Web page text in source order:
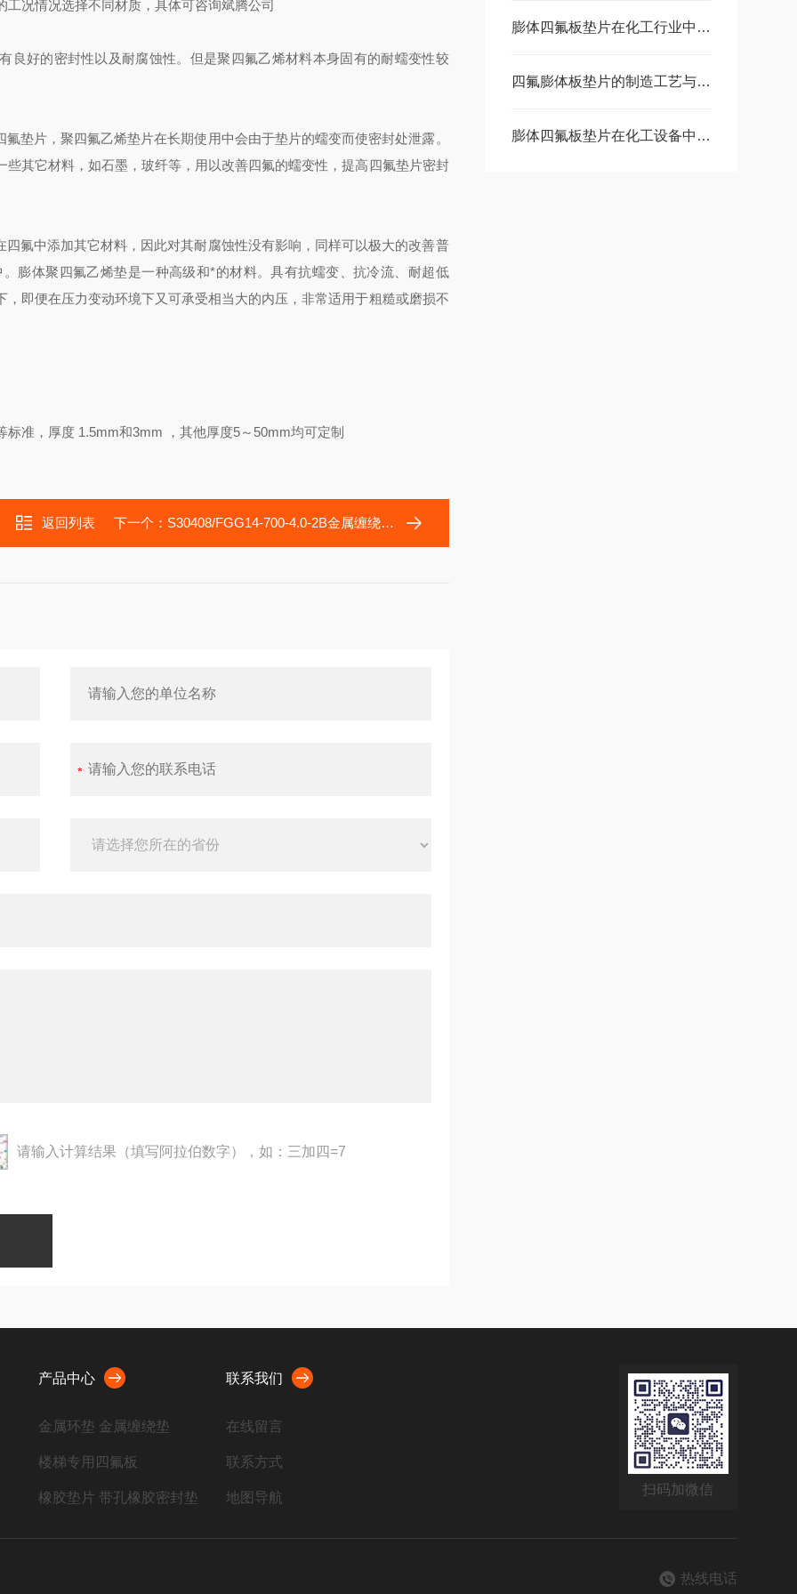
膨体四氟板垫片在化工行业中的重要性
四氟膨体板垫片的制造工艺与材料特性分析
膨体四氟板垫片在化工设备中的应用
况情况选择不同材质，具体可咨询斌腾公司
良好的密封性以及耐腐蚀性。但是聚四氟乙烯材料本身固有的耐蠕变性较
垫片，聚四氟乙烯垫片在长期使用中会由于垫片的蠕变而使密封处泄露。
其它材料，如石墨，玻纤等，用以改善四氟的蠕变性，提高四氟垫片密封
氟中添加其它材料，因此对其耐腐蚀性没有影响，同样可以极大的改善普
膨体聚四氟乙烯垫是一种高级和*的材料。具有抗蠕变、抗冷流、耐超低
即便在压力变动环境下又可承受相当大的内压，非常适用于粗糙或磨损不
准，厚度 1.5mm和3mm ，其他厚度5～50mm均可定制
返回列表 下一个： S30408/FGG14-700-4.0-2B金属缠绕垫片金属组合垫片
请输入计算结果（填写阿拉伯数字），如：三加四=7
产品中心
金属环垫 金属缠绕垫
楼梯专用四氟板
橡胶垫片 带孔橡胶密封垫
联系我们
在线留言
联系方式
地图导航
扫码加微信
热线电话